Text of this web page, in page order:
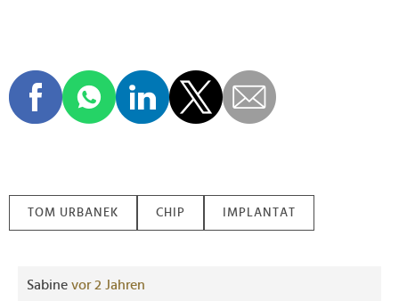
TOM URBANEK CHIP IMPLANTAT
Sabine vor 2 Jahren